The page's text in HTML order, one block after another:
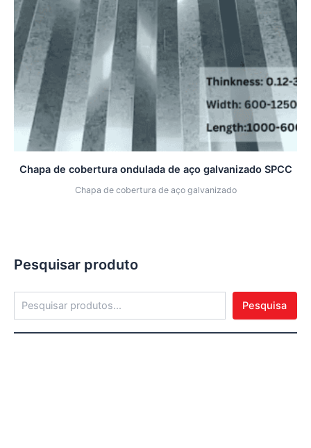
Pesquisar produto
Pesquisa
Chapa de cobertura ondulada de aço galvanizado SPCC
Chapa de cobertura de aço galvanizado